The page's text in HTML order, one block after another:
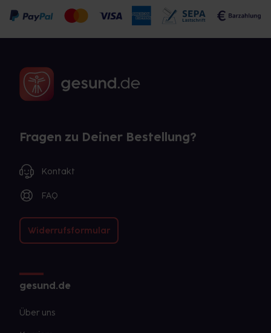
Fragen zu Deiner Bestellung?
Kontakt
FAQ
Widerrufsformular
gesund.de
Über uns